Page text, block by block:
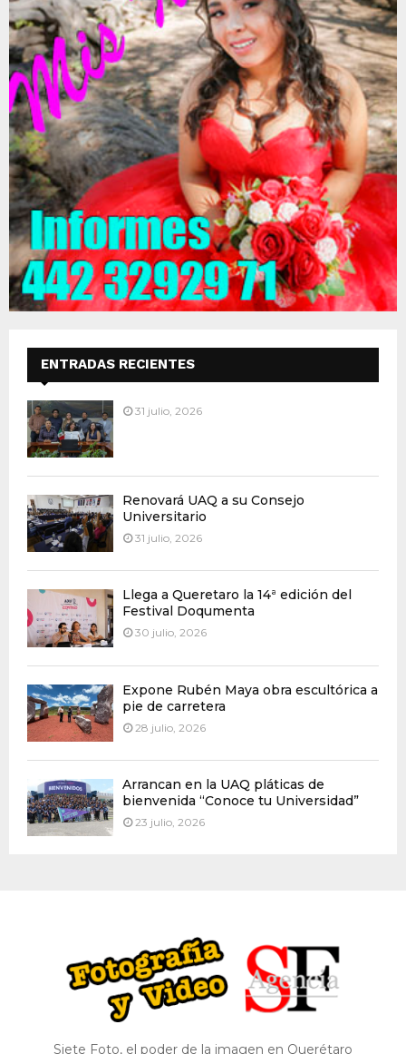
ENTRADAS RECIENTES
31 julio, 2026
Renovará UAQ a su Consejo
Universitario
31 julio, 2026
Llega a Queretaro la 14ª edición del
Festival Doqumenta
30 julio, 2026
Expone Rubén Maya obra escultórica a
pie de carretera
28 julio, 2026
Arrancan en la UAQ pláticas de
bienvenida “Conoce tu Universidad”
23 julio, 2026
Siete Foto, el poder de la imagen en Querétaro